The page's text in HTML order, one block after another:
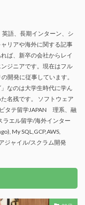
語、長期インターン、シ
リアや海外に関する記事
ば、新卒の会社からレイ
ジニアです。現在はフル
開発に従事しています。
なのは大学生時代に学ん
名残です。 ソフトウェア
タテ留学JAPAN 理系、融
ラエル留学/海外インター
My SQL,GCP,AWS,
ジャイル/スクラム開発